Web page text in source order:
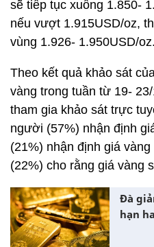
sẽ tiếp tục xuống 1.850-
nếu vượt 1.915USD/oz,
vùng 1.926- 1.950USD/
Theo kết quả khảo sát
vàng trong tuần từ 19-
tham gia khảo sát trực
người (57%) nhận định
(21%) nhận định giá
(22%) cho rằng giá vàng
Đà
hạn